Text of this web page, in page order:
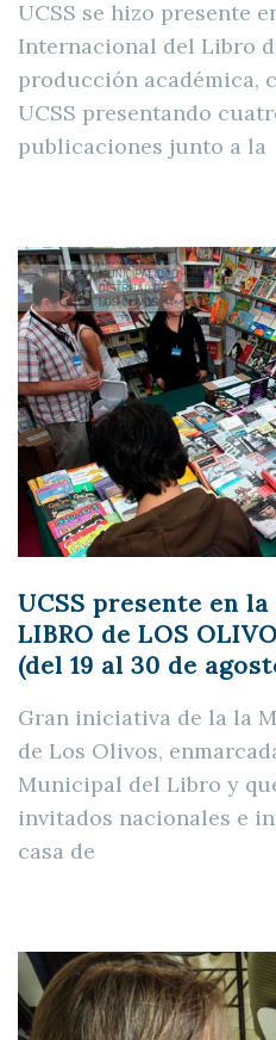
UCSS se hizo presente
Internacional del Libro
producción académica,
UCSS presentando
publicaciones junto a la
UCSS presente en la
LIBRO de LOS
(del 19 al 30 de
Gran iniciativa de la la
de Los Olivos,
Municipal del Libro y
invitados nacionales e
casa de